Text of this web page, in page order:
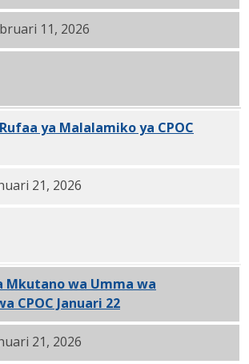
11, 2026
ya Malalamiko ya CPOC
21, 2026
Mkutano wa Umma wa
CPOC Januari 22, 2026 PDF
21, 2026